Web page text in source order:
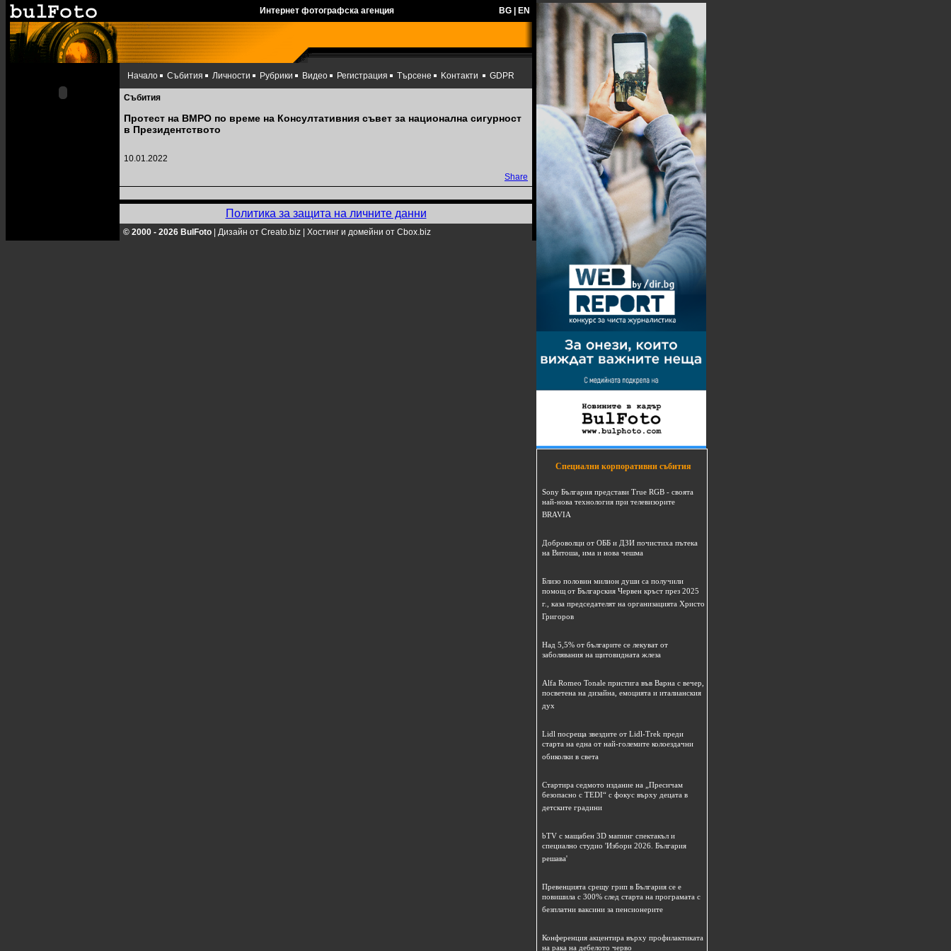
Интернет фотографска агенция BG EN
Начало Събития Личности Рубрики Видео Регистрация Търсене Kонтакти GDPR
Събития
Протест на ВМРО по време на Консултативния съвет за национална сигурност
в Президентството
10.01.2022
Share
Политика за защита на личните данни
© 2000 - 2026 BulFoto Дизайн от Creato.biz Хостинг и домейни от Cbox.biz
Специални корпоративни събития
Sony България представи True RGB - своята
най-нова технология при телевизорите
BRAVIA
Доброволци от ОББ и ДЗИ почистиха пътека
на Витоша, има и нова чешма
Близо половин милион души са получили
помощ от Българския Червен кръст през 2025
г., каза председателят на организацията Христо
Григоров
Над 5,5% от българите се лекуват от
заболявания на щитовидната жлеза
Alfa Romeo Tonale пристига във Варна с вечер,
посветена на дизайна, емоцията и италианския
дух
Lidl посреща звездите от Lidl-Trek преди
старта на една от най-големите колоездачни
обиколки в света
Стартира седмото издание на „Пресичам
безопасно с TEDI“ с фокус върху децата в
детските градини
bTV с мащабен 3D мапинг спектакъл и
специално студио 'Избори 2026. България
решава'
Превенцията срещу грип в България се е
повишила с 300% след старта на програмата с
безплатни ваксини за пенсионерите
Конференция акцентира върху профилактиката